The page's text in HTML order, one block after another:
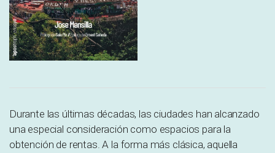
Durante las últimas décadas, las ciudades han alcanzado
una especial consideración como espacios para la
obtención de rentas. A la forma más clásica, aquella